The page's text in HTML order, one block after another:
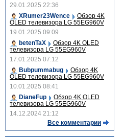
29.01.2025 22:36
XRumer23Wence
Обзор 4K
OLED телевизора LG 55EG960V
19.01.2025 09:09
betenTaX
Обзор 4K OLED
телевизора LG 55EG960V
17.01.2025 07:12
Bubpummabug
Обзор 4K
OLED телевизора LG 55EG960V
10.01.2025 08:41
DianeFup
Обзор 4K OLED
телевизора LG 55EG960V
14.12.2024 21:12
Все комментарии